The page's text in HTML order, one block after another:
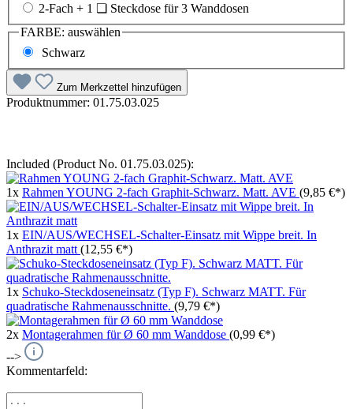
2-Fach + 1 ❏ Steckdose für 3 Wanddosen
FARBE: auswählen
Schwarz
Zum Merkzettel hinzufügen
Produktnummer: 01.75.03.025
Included (Product No. 01.75.03.025):
1x Rahmen YOUNG 2-fach Graphit-Schwarz. Matt. AVE (9,85 €*)
1x EIN/AUS/WECHSEL-Schalter-Einsatz mit Wippe breit. In
Anthrazit matt (12,55 €*)
1x Schuko-Steckdoseneinsatz (Typ F). Schwarz MATT. Für
quadratische Rahmenausschnitte. (9,79 €*)
2x Montagerahmen für Ø 60 mm Wanddose (0,99 €*)
-->
Kommentarfeld: